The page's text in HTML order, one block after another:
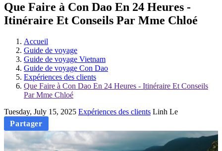
Que Faire à Con Dao En 24 Heures -
Itinéraire Et Conseils Par Mme Chloé
Accueil
Guide de voyage
Guide de voyage Vietnam
Guide de voyage Con Dao
Expériences des clients
Que Faire à Con Dao En 24 Heures - Itinéraire Et Conseils
Par Mme Chloé
Tuesday, July 15, 2025 Expériences des clients Linh Le
Partager